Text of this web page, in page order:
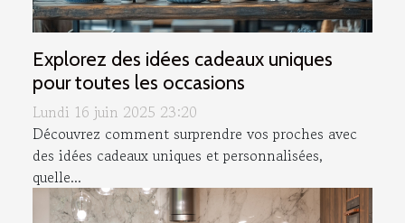
Explorez des idées cadeaux uniques
pour toutes les occasions
Lundi 16 juin 2025 23:20
Découvrez comment surprendre vos proches avec
des idées cadeaux uniques et personnalisées,
quelle...